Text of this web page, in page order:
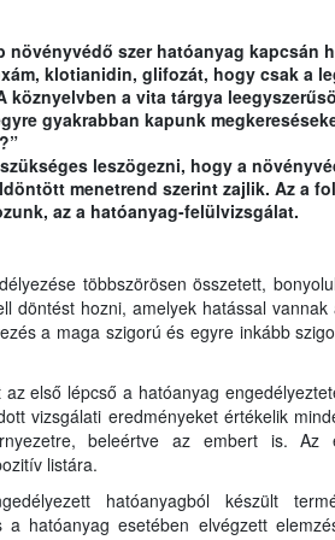
növényvédő szer hatóanyag kapcsán
klotianidin, glifozát, hogy csak a
köznyelvben a vita tárgya
gyakrabban kapunk
leszögezni, hogy a
menetrend szerint zajlik. Az a
az a hatóanyag-felülvizsgálat.
többszörösen összetett,
döntést hozni, amelyek hatással
a maga szigorú és egyre inkább
első lépcső a hatóanyag
vizsgálati eredményeket értékelik
beleértve az embert is. Az
listára.
hatóanyagból készült
a hatóanyag esetében elvégzett